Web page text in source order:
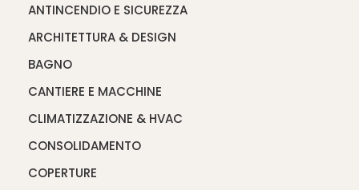
ANTINCENDIO E SICUREZZA
ARCHITETTURA & DESIGN
BAGNO
CANTIERE E MACCHINE
CLIMATIZZAZIONE & HVAC
CONSOLIDAMENTO
COPERTURE